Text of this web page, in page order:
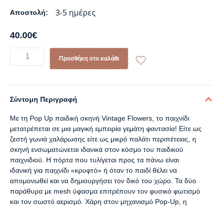
Αποστολή: 3-5 ημέρες
40.00€
Προσθήκη στο καλάθι
Σύντομη Περιγραφή
Με τη Pop Up παιδική σκηνή Vintage Flowers, το παιχνίδι
μετατρέπεται σε μια μαγική εμπειρία γεμάτη φαντασία! Είτε ως
ζεστή γωνιά χαλάρωσης είτε ως μικρό παλάτι περιπέτειας, η
σκηνή ενσωματώνεται ιδανικά στον κόσμο του παιδικού
παιχνιδιού. Η πόρτα που τυλίγεται προς τα πάνω είναι
ιδανική για παιχνίδι «κρυφτό» ή όταν το παιδί θέλει να
απομονωθεί και να δημιουργήσει τον δικό του χώρο. Τα δύο
παράθυρα με mesh ύφασμα επιτρέπουν τον φυσικό φωτισμό
και τον σωστό αερισμό. Χάρη στον μηχανισμό Pop-Up, η